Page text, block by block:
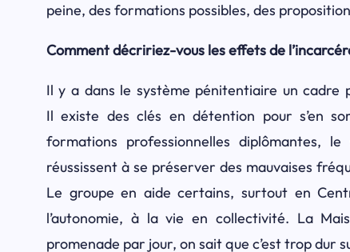
peine, des formations possibles, des
Comment décririez-vous les effets de
Il y a dans le système pénitentiaire un cadre
Il existe des clés en détention pour s’en
formations professionnelles diplômantes,
réussissent à se préserver des mauvaises
Le groupe en aide certains, surtout en
l’autonomie, à la vie en collectivité. La
promenade par jour, on sait que c’est trop dur